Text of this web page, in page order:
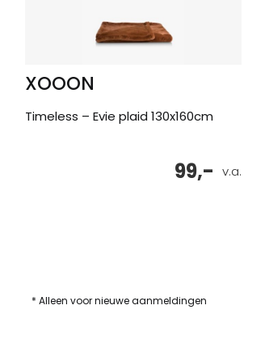
XOOON
Timeless – Evie plaid 130x160cm
v.a.
99,-
* Alleen voor nieuwe aanmeldingen